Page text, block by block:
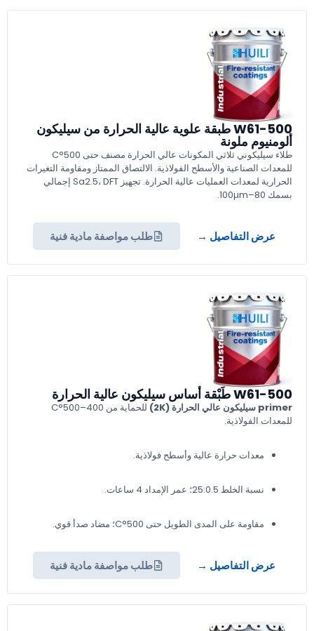
W61-500 طبقة علوية عالية الحرارة من سيليكون
ألومنيوم ملونة
طلاء سيليكوني ثلاثي المكونات عالي الحرارة مصنف حتى 500°C
للمعدات الصناعية والأسطح الفولاذية. الالتصاق الممتاز ومقاومة التغيرات
الحرارية لمعدات العمليات عالية الحرارة. تجهيز Sa2.5، DFT إجمالي
بسمك 80–100µm.
عرض التفاصيل → طلب مواصفة مادية فنية
W61-500 طَبْقة أساس سيليكون عالية الحرارة
primer سيليكون عالي الحرارة (2K)
للحماية من 400–500°C
للمعدات الفولاذية.
معدات حرارة عالية وأسطح فولاذية.
نسبة الخلط 25:0.5؛ عمر الإمداد 4 ساعات.
مقاومة على المدى الطويل حتى 500°C؛ مضاد صدأ قوي.
عرض التفاصيل → طلب مواصفة مادية فنية